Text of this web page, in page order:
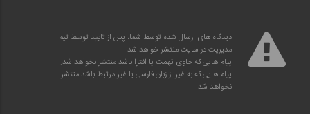
دیدگاه های ارسال شده توسط شما، پس از تایید توسط تیم
مدیریت در سایت منتشر خواهد شد.
پیام هایی که حاوی تهمت یا افترا باشد منتشر نخواهد شد.
پیام هایی که به غیر از زبان فارسی یا غیر مرتبط باشد منتشر
نخواهد شد.